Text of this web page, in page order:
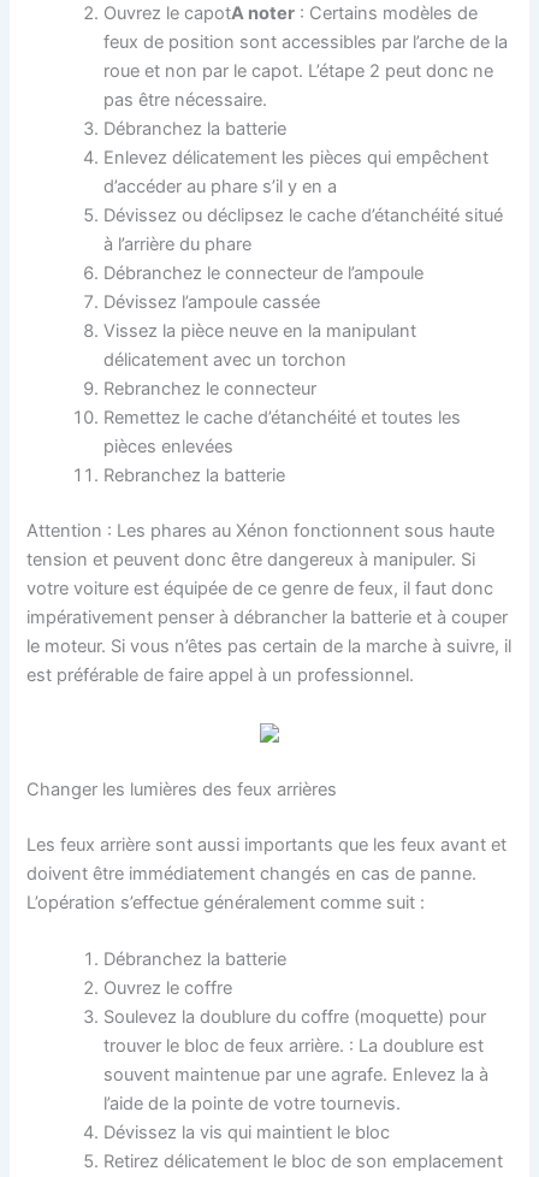
Ouvrez le capotA noter : Certains modèles de
feux de position sont accessibles par l’arche de la
roue et non par le capot. L’étape 2 peut donc ne
pas être nécessaire.
Débranchez la batterie
Enlevez délicatement les pièces qui empêchent
d’accéder au phare s’il y en a
Dévissez ou déclipsez le cache d’étanchéité situé
à l’arrière du phare
Débranchez le connecteur de l’ampoule
Dévissez l’ampoule cassée
Vissez la pièce neuve en la manipulant
délicatement avec un torchon
Rebranchez le connecteur
Remettez le cache d’étanchéité et toutes les
pièces enlevées
Rebranchez la batterie
Attention : Les phares au Xénon fonctionnent sous haute
tension et peuvent donc être dangereux à manipuler. Si
votre voiture est équipée de ce genre de feux, il faut donc
impérativement penser à débrancher la batterie et à couper
le moteur. Si vous n’êtes pas certain de la marche à suivre, il
est préférable de faire appel à un professionnel.
Changer les lumières des feux arrières
Les feux arrière sont aussi importants que les feux avant et
doivent être immédiatement changés en cas de panne.
L’opération s’effectue généralement comme suit :
Débranchez la batterie
Ouvrez le coffre
Soulevez la doublure du coffre (moquette) pour
trouver le bloc de feux arrière. : La doublure est
souvent maintenue par une agrafe. Enlevez la à
l’aide de la pointe de votre tournevis.
Dévissez la vis qui maintient le bloc
Retirez délicatement le bloc de son emplacement